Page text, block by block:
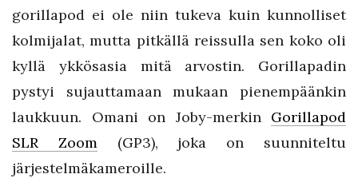
gorillapod ei ole niin tukeva kuin kunnolliset
kolmijalat, mutta pitkällä reissulla sen koko oli
kyllä ykkösasia mitä arvostin. Gorillapadin
pystyi sujauttamaan mukaan pienempäänkin
laukkuun. Omani on Joby-merkin Gorillapod
SLR Zoom(GP3), joka on suunniteltu
järjestelmäkameroille.